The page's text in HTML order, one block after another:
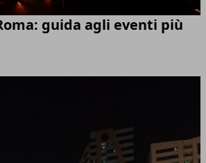
guida agli eventi più